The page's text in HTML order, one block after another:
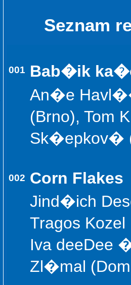
Seznam
001 Bab�ik
An�e
(Brno), Tom
Sk�epkov�
002 Corn Flakes
Jind�ich
Tragos
Iva deeDee
Zl�mal